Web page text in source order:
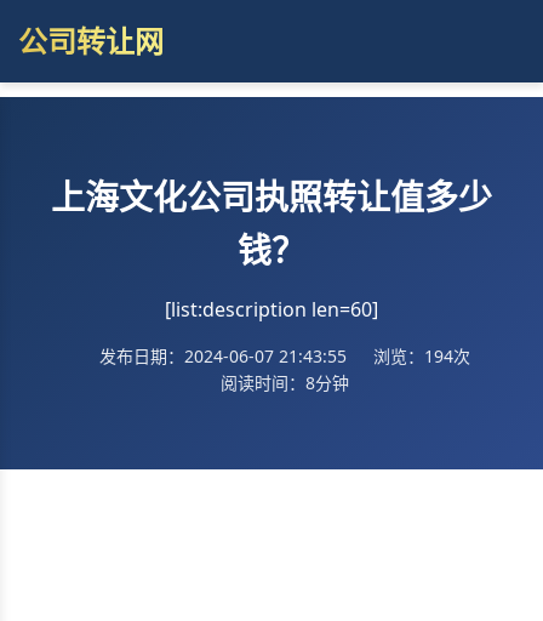
公司转让网
上海文化公司执照转让值多少
钱？
[list:description len=60]
发布日期：2024-06-07 21:43:55
浏览：194次
阅读时间：8分钟